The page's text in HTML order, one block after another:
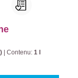
Contenu: 1 l